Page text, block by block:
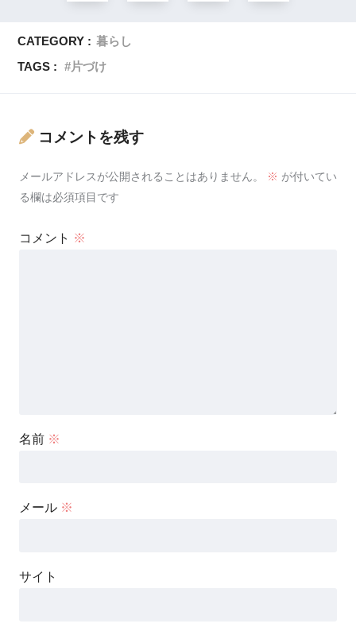
CATEGORY : 暮らし
TAGS :
片づけ
コメントを残す
メールアドレスが公開されることはありません。 ※ が付いてい
る欄は必須項目です
コメント ※
名前 ※
メール ※
サイト